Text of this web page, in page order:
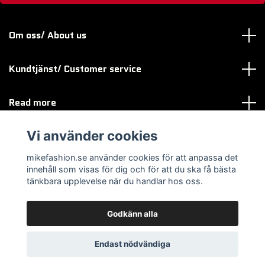
Om oss/ About us
Kundtjänst/ Customer service
Read more
Sociala medier
© 2026 mikefashion.se
Vi använder cookies
mikefashion.se använder cookies för att anpassa det
innehåll som visas för dig och för att du ska få bästa
tänkbara upplevelse när du handlar hos oss.
Godkänn alla
Endast nödvändiga